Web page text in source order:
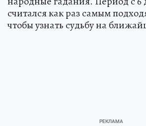
считался как раз самым
чтобы узнать судьбу на